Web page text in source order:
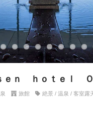
ｅｎ ｈｏｔｅｌ Ｏ
泉 旅館 絶景 / 温泉 / 客室露